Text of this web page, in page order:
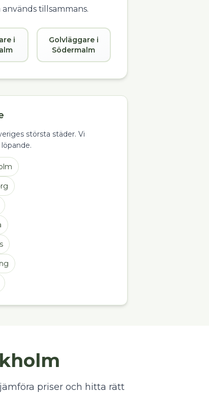
tillsammans.
i
Golvläggare i
Södermalm
största städer. Vi
priser och hitta rätt